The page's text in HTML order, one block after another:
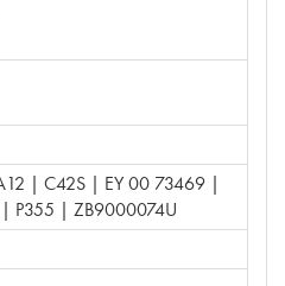
| C42S | EY 00 73469 |
P355 | ZB9000074U